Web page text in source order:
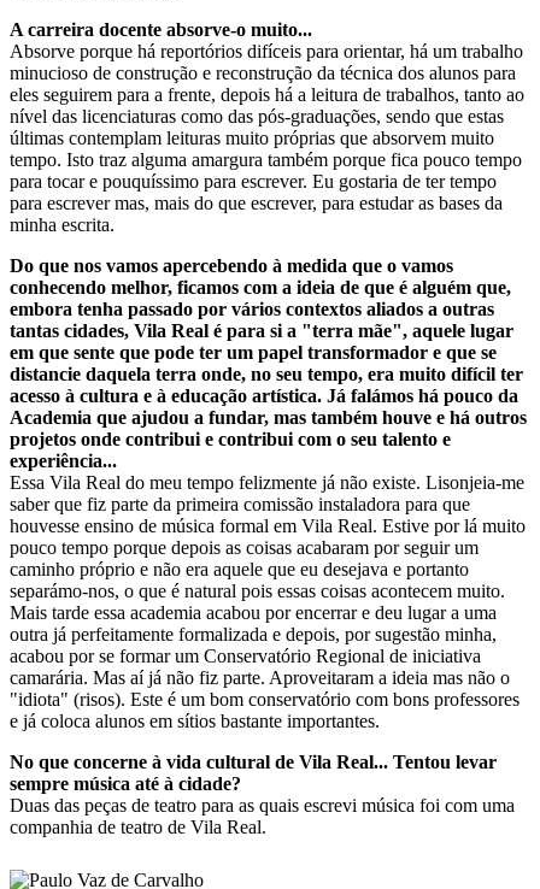
A carreira docente absorve-o muito...
Absorve porque há reportórios difíceis para orientar, há um trabalho
minucioso de construção e reconstrução da técnica dos alunos para
eles seguirem para a frente, depois há a leitura de trabalhos, tanto ao
nível das licenciaturas como das pós-graduações, sendo que estas
últimas contemplam leituras muito próprias que absorvem muito
tempo. Isto traz alguma amargura também porque fica pouco tempo
para tocar e pouquíssimo para escrever. Eu gostaria de ter tempo
para escrever mas, mais do que escrever, para estudar as bases da
minha escrita.
Do que nos vamos apercebendo à medida que o vamos
conhecendo melhor, ficamos com a ideia de que é alguém que,
embora tenha passado por vários contextos aliados a outras
tantas cidades, Vila Real é para si a "terra mãe", aquele lugar
em que sente que pode ter um papel transformador e que se
distancie daquela terra onde, no seu tempo, era muito difícil ter
acesso à cultura e à educação artística. Já falámos há pouco da
Academia que ajudou a fundar, mas também houve e há outros
projetos onde contribui e contribui com o seu talento e
experiência...
Essa Vila Real do meu tempo felizmente já não existe. Lisonjeia-me
saber que fiz parte da primeira comissão instaladora para que
houvesse ensino de música formal em Vila Real. Estive por lá muito
pouco tempo porque depois as coisas acabaram por seguir um
caminho próprio e não era aquele que eu desejava e portanto
separámo-nos, o que é natural pois essas coisas acontecem muito.
Mais tarde essa academia acabou por encerrar e deu lugar a uma
outra já perfeitamente formalizada e depois, por sugestão minha,
acabou por se formar um Conservatório Regional de iniciativa
camarária. Mas aí já não fiz parte. Aproveitaram a ideia mas não o
"idiota" (risos). Este é um bom conservatório com bons professores
e já coloca alunos em sítios bastante importantes.
No que concerne à vida cultural de Vila Real... Tentou levar
sempre música até à cidade?
Duas das peças de teatro para as quais escrevi música foi com uma
companhia de teatro de Vila Real.